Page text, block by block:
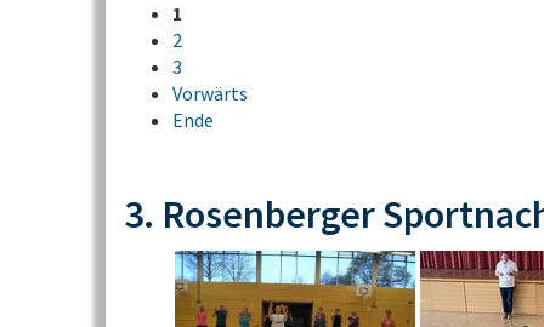
1
2
3
Vorwärts
Ende
3. Rosenberger